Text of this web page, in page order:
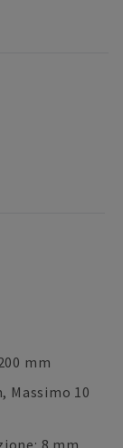
mm
Massimo 10
8 mm